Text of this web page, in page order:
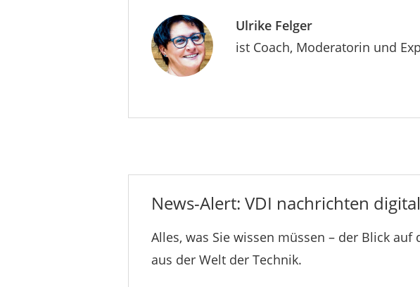
Ulrike Felger
ist Coach, Moderatorin und
News-Alert: VDI nachrichten digital
Alles, was Sie wissen müssen – der Blick
aus der Welt der Technik.